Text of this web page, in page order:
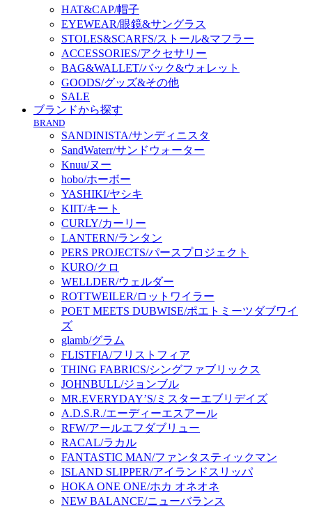
HAT&CAP/帽子
EYEWEAR/眼鏡&サングラス
STOLES&SCARFS/ストール&マフラー
ACCESSORIES/アクセサリー
BAG&WALLET/バック&ウォレット
GOODS/グッズ&その他
SALE
ブランドから探す
BRAND
SANDINISTA/サンディニスタ
SandWaterr/サンドウォーター
Knuu/ヌー
hobo/ホーボー
YASHIKI/ヤシキ
KIIT/キート
CURLY/カーリー
LANTERN/ランタン
PERS PROJECTS/パースプロジェクト
KURO/クロ
WELLDER/ウェルダー
ROTTWEILER/ロットワイラー
POET MEETS DUBWISE/ポエトミーツダブワイ
ズ
glamb/グラム
FLISTFIA/フリストフィア
THING FABRICS/シングファブリックス
JOHNBULL/ジョンブル
MR.EVERYDAY’S/ミスターエブリデイズ
A.D.S.R./エーディーエスアール
RFW/アールエフダブリュー
RACAL/ラカル
FANTASTIC MAN/ファンタスティックマン
ISLAND SLIPPER/アイランドスリッパ
HOKA ONE ONE/ホカ オネオネ
NEW BALANCE/ニューバランス